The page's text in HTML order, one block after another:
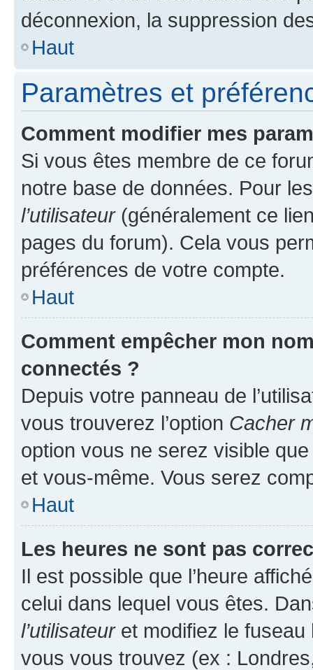
déconnexion, la suppression
Haut
Paramètres et
Comment modifier mes
Si vous êtes membre de ce
notre base de données. Pour
l’utilisateur(généralement ce
pages du forum). Cela vous
préférences de votre compte.
Haut
Comment empêcher mon
connectés ?
Depuis votre panneau de
vous trouverez l’option Cacher
option vous ne serez visible
et vous-même. Vous serez
Haut
Les heures ne sont pas
Il est possible que l’heure
celui dans lequel vous êtes.
l’utilisateuret modifiez le fuseau
vous vous trouvez (ex :